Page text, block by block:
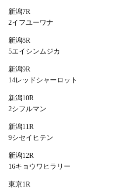
新潟7R
2イフユーワナ
新潟8R
5エイシンムジカ
新潟9R
14レッドシャーロット
新潟10R
2シフルマン
新潟11R
9シセイヒテン
新潟12R
16キョウワヒラリー
東京1R